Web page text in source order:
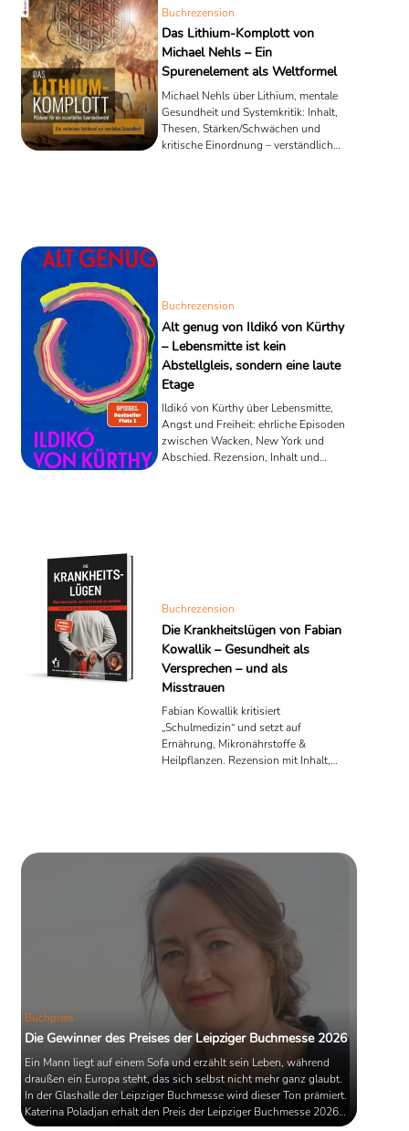
Buchrezension
Das Lithium-Komplott von
Michael Nehls – Ein
Spurenelement als Weltformel
Michael Nehls über Lithium, mentale
Gesundheit und Systemkritik: Inhalt,
Thesen, Stärken/Schwächen und
kritische Einordnung – verständlich
Buchrezension
Alt genug von Ildikó von Kürthy
– Lebensmitte ist kein
Abstellgleis, sondern eine laute
Etage
Ildikó von Kürthy über Lebensmitte,
Angst und Freiheit: ehrliche Episoden
zwischen Wacken, New York und
Abschied. Rezension, Inhalt und
Buchrezension
Die Krankheitslügen von Fabian
Kowallik – Gesundheit als
Versprechen – und als
Misstrauen
Fabian Kowallik kritisiert
„Schulmedizin“ und setzt auf
Ernährung, Mikronährstoffe &
Heilpflanzen. Rezension mit Inhalt,
Buchpreis
Die Gewinner des Preises der Leipziger Buchmesse 2026
Ein Mann liegt auf einem Sofa und erzählt sein Leben, während
draußen ein Europa steht, das sich selbst nicht mehr ganz glaubt.
In der Glashalle der Leipziger Buchmesse wird dieser Ton prämiert.
Katerina Poladjan erhält den Preis der Leipziger Buchmesse 2026